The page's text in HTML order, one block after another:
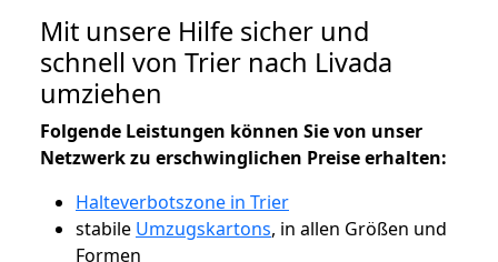
Mit unsere Hilfe sicher und
schnell von Trier nach Livada
umziehen
Folgende Leistungen können Sie von unser
Netzwerk zu erschwinglichen Preise erhalten:
Halteverbotszone in Trier
stabile Umzugskartons, in allen Größen und
Formen